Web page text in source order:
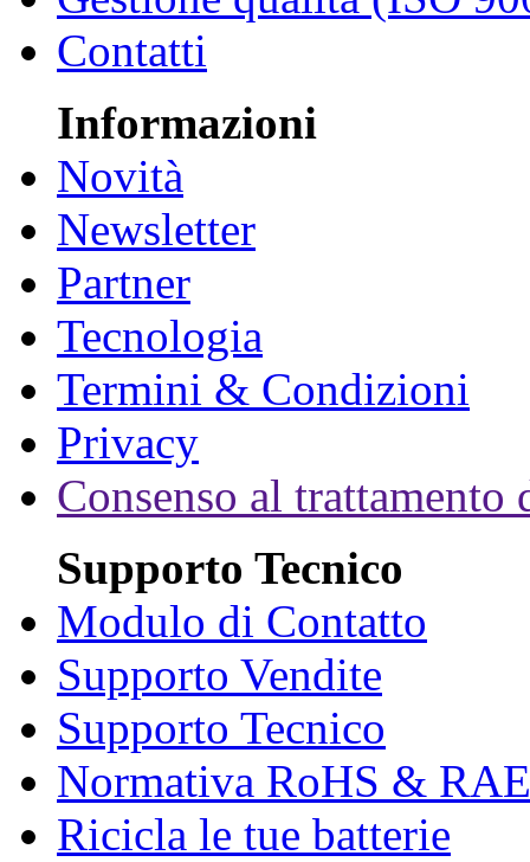
Contatti
Informazioni
Novità
Newsletter
Partner
Tecnologia
Termini & Condizioni
Privacy
Consenso al trattamento
Supporto Tecnico
Modulo di Contatto
Supporto Vendite
Supporto Tecnico
Normativa RoHS &
Ricicla le tue batterie